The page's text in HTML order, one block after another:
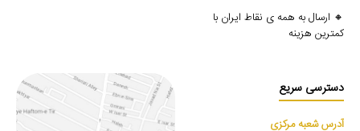
🔸 ارسال به همه ی نقاط ایران با
کمترین هزینه
دسترسی سریع
آدرس شعبه مرکزی